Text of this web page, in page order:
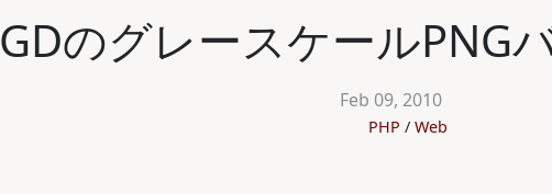
GDのグレースケールPNG
Feb 09, 2010
PHP Web